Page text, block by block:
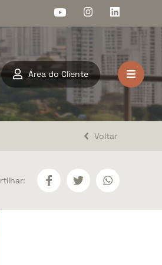
Área do Cliente
Voltar